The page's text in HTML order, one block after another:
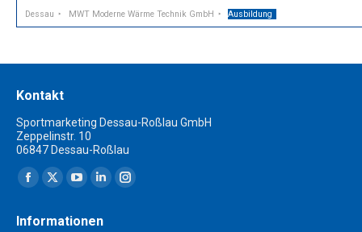
Dessau MWT Moderne Wärme Technik GmbH Ausbildung
Kontakt
Sportmarketing Dessau-Roßlau GmbH
Zeppelinstr. 10
06847 Dessau-Roßlau
Finden Sie uns auf:
Facebook
opens
X
opens
YouTube
opens
Linkedin
opens
Instagram
Informationen